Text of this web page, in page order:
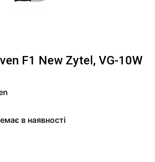
F1 New Zytel, VG-10W
в наявності